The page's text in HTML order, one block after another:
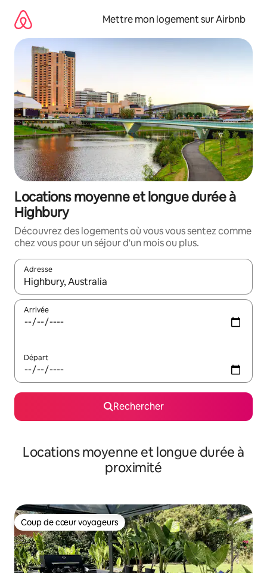
directement
contenu
Mettre mon logement sur Airbnb
Locations moyenne et longue durée à
Highbury
Découvrez des logements où vous vous sentez comme
chez vous pour un séjour d'un mois ou plus.
Adresse
Lorsque les résultats s'affichent, utilisez les flèches vers le
Arrivée
Départ
Rechercher
Locations moyenne et longue durée à
proximité
Coup de cœur voyageurs
Coup de cœur voyageurs